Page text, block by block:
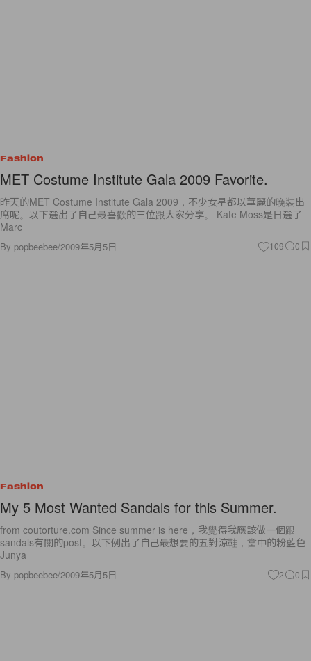
Fashion
MET Costume Institute Gala 2009 Favorite.
昨天的MET Costume Institute Gala 2009，不少女星都以華麗的晚裝出
席呢。以下選出了自己最喜歡的三位跟大家分享。 Kate Moss是日選了
Marc
By popbeebee/2009年5月5日 109 0
Fashion
My 5 Most Wanted Sandals for this Summer.
from coutorture.com Since summer is here，我覺得我應該做一個跟
sandals有關的post。以下例出了自己最想要的五對涼鞋，當中的粉藍色
Junya
By popbeebee/2009年5月5日 2 0